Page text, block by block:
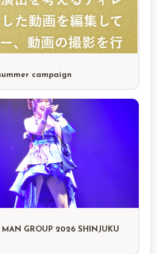
campaign
GROUP 2026 SHINJUKU